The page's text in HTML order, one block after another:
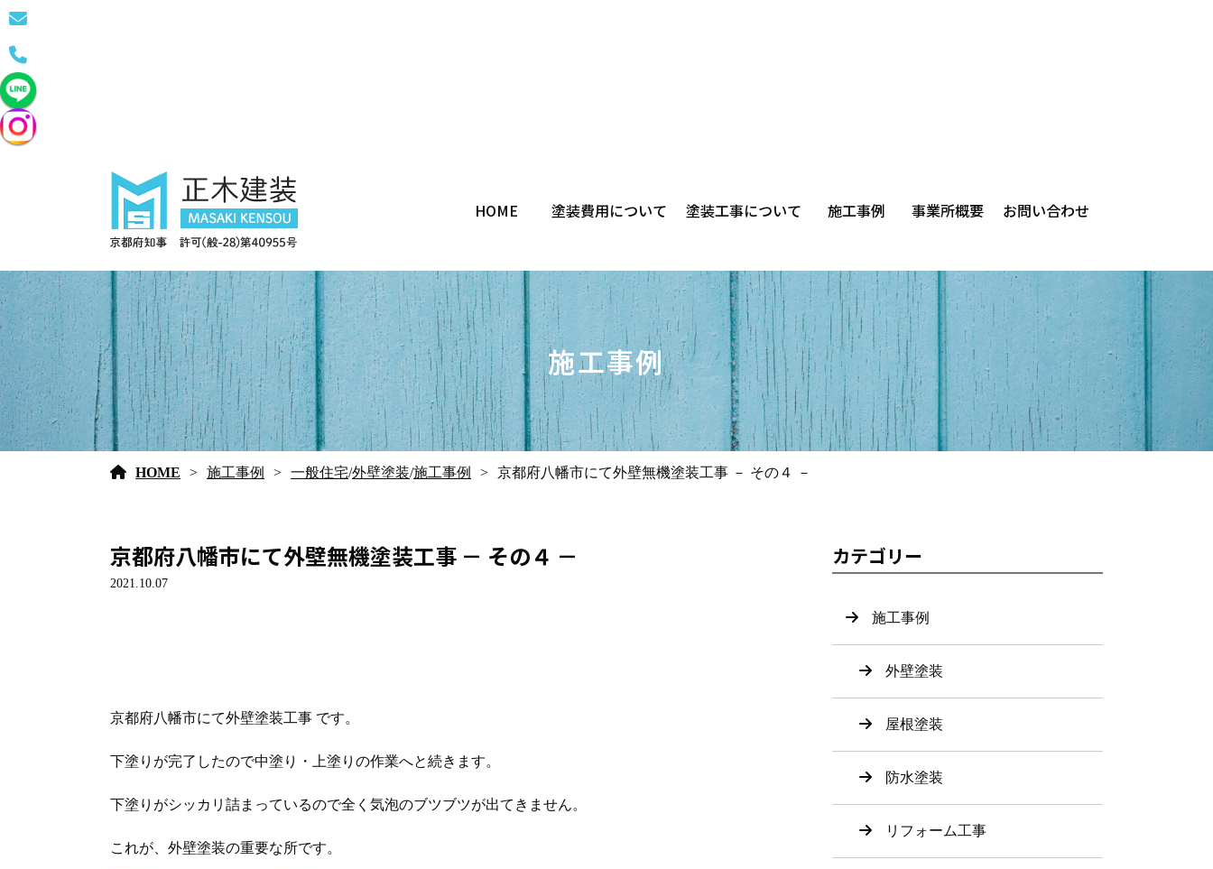
HOME 塗装費用について 塗装工事について 施工事例 事業所概要 お問い合わせ
施工事例
HOME 施工事例 一般住宅/外壁塗装/施工事例 京都府八幡市にて外壁無機塗装工事 － その４ －
京都府八幡市にて外壁無機塗装工事 － その４ －
2021.10.07
京都府八幡市にて外壁塗装工事 です。
下塗りが完了したので中塗り・上塗りの作業へと続きます。
下塗りがシッカリ詰まっているので全く気泡のブツブツが出てきません。
これが、外壁塗装の重要な所です。
カテゴリー
施工事例
外壁塗装
屋根塗装
防水塗装
リフォーム工事